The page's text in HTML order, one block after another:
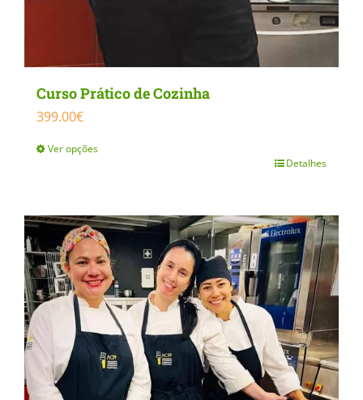
Curso Prático de Cozinha
399.00€
Ver opções
has
multiple
variants.
The
options
may
be
Detalhes